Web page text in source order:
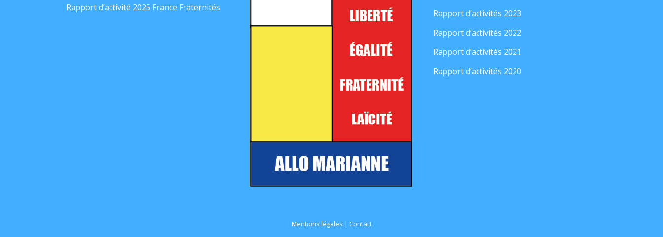
Rapport d’activité 2025 France Fraternités
Rapport d’activités 2023
Rapport d’activités 2022
Rapport d’activités 2021
Rapport d’activités 2020
Mentions légales | Contact